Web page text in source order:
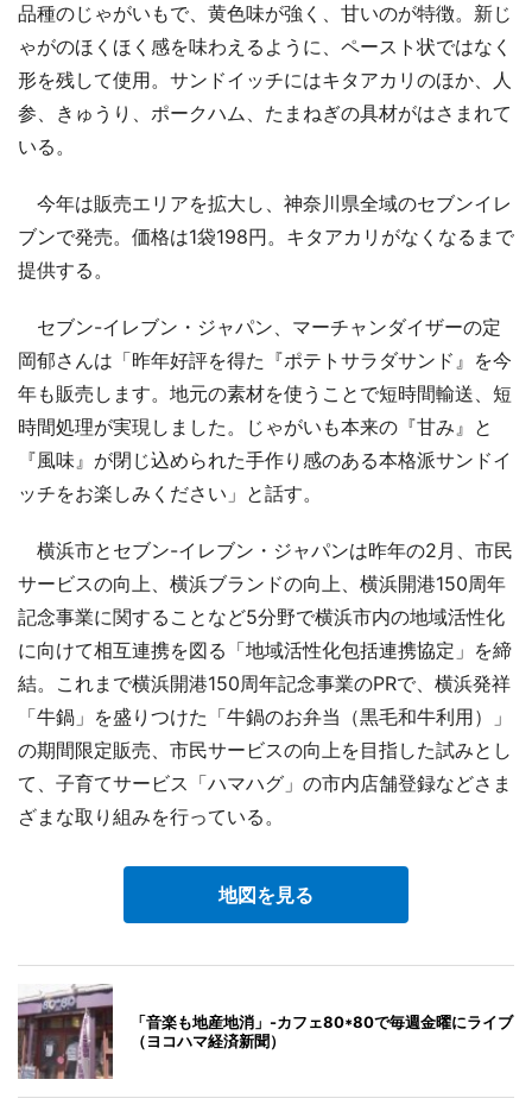
品種のじゃがいもで、黄色味が強く、甘いのが特徴。新じ
ゃがのほくほく感を味わえるように、ペースト状ではなく
形を残して使用。サンドイッチにはキタアカリのほか、人
参、きゅうり、ポークハム、たまねぎの具材がはさまれて
いる。
今年は販売エリアを拡大し、神奈川県全域のセブンイレ
ブンで発売。価格は1袋198円。キタアカリがなくなるまで
提供する。
セブン-イレブン・ジャパン、マーチャンダイザーの定
岡郁さんは「昨年好評を得た『ポテトサラダサンド』を今
年も販売します。地元の素材を使うことで短時間輸送、短
時間処理が実現しました。じゃがいも本来の『甘み』と
『風味』が閉じ込められた手作り感のある本格派サンドイ
ッチをお楽しみください」と話す。
横浜市とセブン-イレブン・ジャパンは昨年の2月、市民
サービスの向上、横浜ブランドの向上、横浜開港150周年
記念事業に関することなど5分野で横浜市内の地域活性化
に向けて相互連携を図る「地域活性化包括連携協定」を締
結。これまで横浜開港150周年記念事業のPRで、横浜発祥
「牛鍋」を盛りつけた「牛鍋のお弁当（黒毛和牛利用）」
の期間限定販売、市民サービスの向上を目指した試みとし
て、子育てサービス「ハマハグ」の市内店舗登録などさま
ざまな取り組みを行っている。
地図を見る
「音楽も地産地消」-カフェ80*80で毎週金曜にライブ
（ヨコハマ経済新聞）